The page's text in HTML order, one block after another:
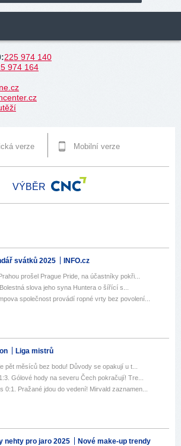
:225 974 140
974 164
verze Mobilní verze
VÝBĚR
svátků 2025 INFO.cz
prošel Prague Pride, na účastníky pokři...
slova jeho syna Huntera o šířící s...
společnost provádí ropné vrty bez povolení...
Liga mistrů
pět měsíců bez bodu! Důvody se opakují u t...
Gólové hody na severu Čech pokračují! Tre...
0:1. Pražané jdou do vedení! Mirvald zaznamen...
nehty pro jaro 2025 Nové make-up trendy